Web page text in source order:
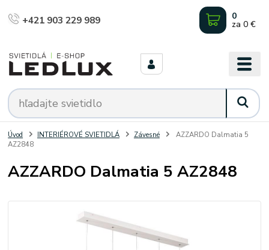
+421 903 229 989 0
za 0 €
Úvod INTERIÉROVÉ SVIETIDLÁ Závesné
AZZARDO Dalmatia 5
AZ2848
AZZARDO Dalmatia 5 AZ2848